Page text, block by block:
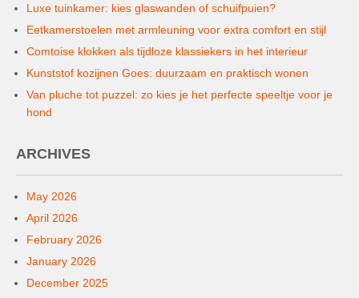
Luxe tuinkamer: kies glaswanden of schuifpuien?
Eetkamerstoelen met armleuning voor extra comfort en stijl
Comtoise klokken als tijdloze klassiekers in het interieur
Kunststof kozijnen Goes: duurzaam en praktisch wonen
Van pluche tot puzzel: zo kies je het perfecte speeltje voor je
hond
ARCHIVES
May 2026
April 2026
February 2026
January 2026
December 2025